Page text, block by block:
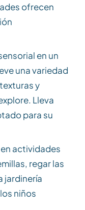
ofrecen
en un
una variedad
y
Lleva
para su
actividades
regar las
jardinería
niños